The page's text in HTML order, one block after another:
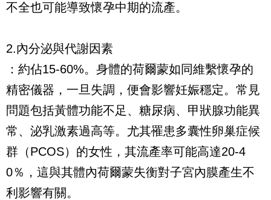
不全也可能導致懷孕中期的流產。
2.內分泌與代謝因素
：約佔15-60%。身體的荷爾蒙如同維繫懷孕的
精密儀器，一旦失調，便會影響妊娠穩定。常見
問題包括黃體功能不足、糖尿病、甲狀腺功能異
常、泌乳激素過高等。尤其罹患多囊性卵巢症候
群（PCOS）的女性，其流產率可能高達20-4
0％，這與其體內荷爾蒙失衡對子宮內膜產生不
利影響有關。